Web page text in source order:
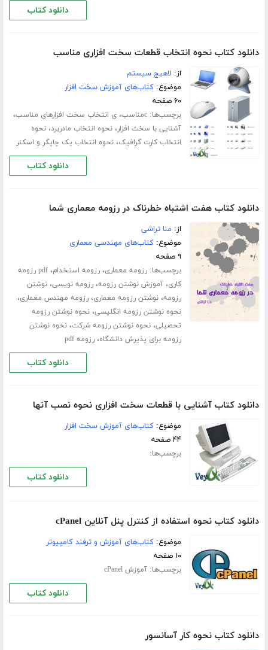
دانلود کتاب
دانلود کتاب نحوه انتخاب قطعات سخت افزاری مناسب
از: لاهیج سیستم
موضوع:کتاب‌های آموزش سخت افزار
۶۰ صفحه
برچسب‌ها:cمناسب ،ی انتخاب سخت افزارهای مناسب،
آشنایی با سخت افزار،نحوه انتخاب مادربرد،نحوه
انتخاب کارت گرافیک،نحوه انتخاب یک چاپگر و اسکنر
دانلود کتاب
دانلود کتاب هفت اشتباه خطرناک در رزومه معماری شما
از: منا تراشی
موضوع:کتاب‌های مهندسی معماری
۹ صفحه
برچسب‌ها:رزومه معماری،رزومه استخدام،
pdf رزومه
کاری،آموزش نوشتن رزومه،رزومه نویسی،نوشتن
رزومه،نوشتن رزومه معماری،رزومه مهندس معماری،
نحوه نوشتن رزومه انگلیسی،نحوه نوشتن رزومه
تحصیلی،نحوه نوشتن رزومه شرکت،نحوه نوشتن
رزومه برای پذیرش دانشگاه،رزومه pdf
دانلود کتاب
دانلود کتاب آشنایی با قطعات سخت افزاری نحوه نصب آنها
موضوع:کتاب‌های آموزش سخت افزار
۴۴ صفحه
برچسب‌ها:
دانلود کتاب
دانلود کتاب نحوه استفاده از کنترل پنل آنلاین cPanel
موضوع:کتاب‌های آموزش و ترفند کامپیوتر
۱۰ صفحه
برچسب‌ها:آموزش cPanel
دانلود کتاب
دانلود کتاب نحوه کار آسانسور